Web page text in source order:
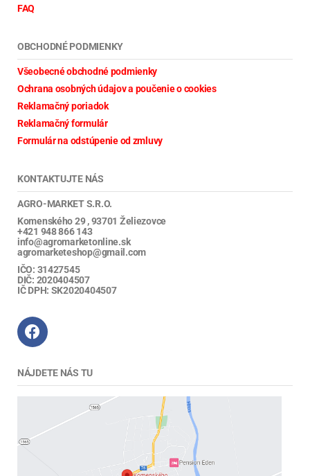
FAQ
OBCHODNÉ PODMIENKY
Všeobecné obchodné podmienky
Ochrana osobných údajov a poučenie o cookies
Reklamačný poriadok
Reklamačný formulár
Formulár na odstúpenie od zmluvy
KONTAKTUJTE NÁS
AGRO-MARKET S.R.O.
Komenského 29 , 93701 Želiezovce
+421 948 866 143
info@agromarketonline.sk
agromarketeshop@gmail.com
IČO: 31427545
DIČ: 2020404507
IČ DPH: SK2020404507
NÁJDETE NÁS TU